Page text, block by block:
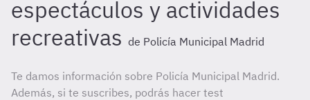
espectáculos y actividades
recreativas de Policía Municipal Madrid
Te damos información sobre Policía Municipal Madrid.
Además, si te suscribes, podrás hacer test